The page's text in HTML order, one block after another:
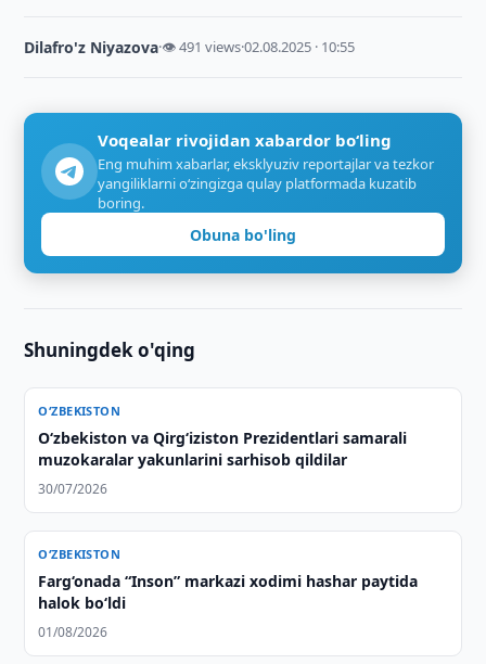
Dilafro'z Niyazova·👁 491 views·02.08.2025 · 10:55
Voqealar rivojidan xabardor bo‘ling
Eng muhim xabarlar, eksklyuziv reportajlar va tezkor
yangiliklarni o‘zingizga qulay platformada kuzatib
boring.
Obuna bo'ling
Shuningdek o'qing
O‘ZBEKISTON
Oʻzbekiston va Qirgʻiziston Prezidentlari samarali
muzokaralar yakunlarini sarhisob qildilar
30/07/2026
O‘ZBEKISTON
Farg‘onada “Inson” markazi xodimi hashar paytida
halok bo‘ldi
01/08/2026